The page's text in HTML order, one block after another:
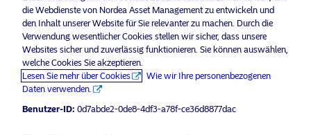
Schweiz
Sprache
Deutsch
eine globale Präsenz in Europa, Amerika und Asien.
Risikohinweise
Home
Über uns
Datenschutzerklärung
die Webdienste von Nordea Asset Management zu entwickeln und
den Inhalt unserer Website für Sie relevanter zu machen. Durch die
Verwendung wesentlicher Cookies stellen wir sicher, dass unsere
Websites sicher und zuverlässig funktionieren. Sie können auswählen,
welche Cookies Sie akzeptieren.
Lesen Sie mehr über Cookies
Wie wir Ihre personenbezogenen
Daten verwenden.
Benutzer-ID: 0d7abde2-0de8-4df3-a78f-ce36d8877dac